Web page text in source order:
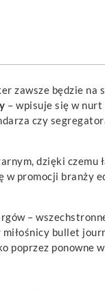
zawsze będzie
– wpisuje się w
czy
dzięki
w promocji branży
–
bullet
poprzez